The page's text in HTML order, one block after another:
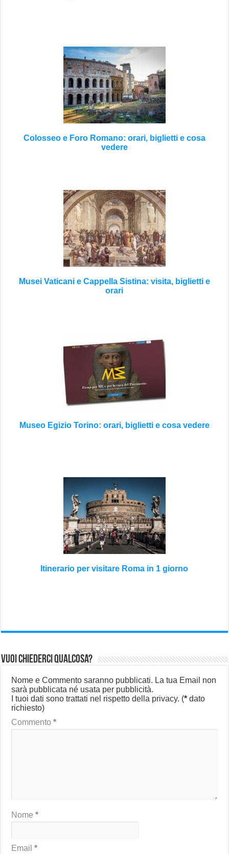
Colosseo e Foro Romano: orari, biglietti e cosa
vedere
Musei Vaticani e Cappella Sistina: visita, biglietti e
orari
Museo Egizio Torino: orari, biglietti e cosa vedere
Itinerario per visitare Roma in 1 giorno
Vuoi chiederci qualcosa?
Nome e Commento saranno pubblicati. La tua Email non
sarà pubblicata né usata per pubblicità.
I tuoi dati sono trattati nel rispetto della privacy. (* dato
richiesto)
Commento*
Nome*
Email*